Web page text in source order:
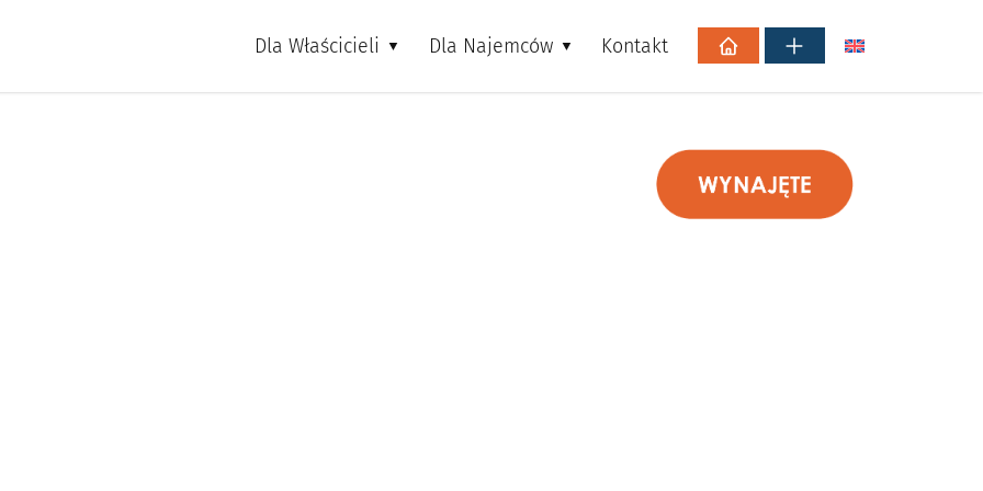
Dla Właścicieli
Dla Najemców Kontakt